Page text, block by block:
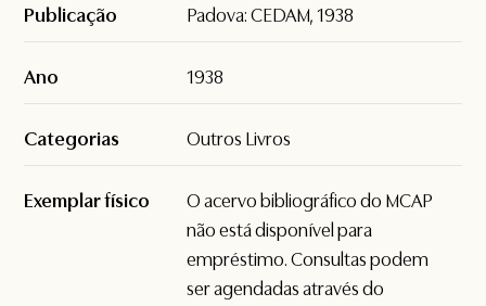
Publicação Padova: CEDAM, 1938
Ano 1938
Categorias Outros Livros
Exemplar físico
O acervo bibliográfico do MCAP
não está disponível para
empréstimo. Consultas podem
ser agendadas através do